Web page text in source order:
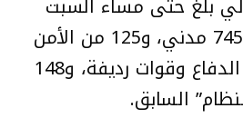
1018 شخصًا، هم: 745 مدني، و125 من الأمن
العام وعناصر وزارة الدفاع وقوات رديفة، و148
السابق.